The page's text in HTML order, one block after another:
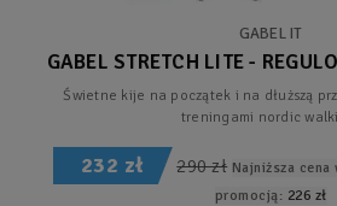
GABEL IT
GABEL STRETCH LITE -
Świetne kije na początek i na dłuższą
treningami nordic
232 zł 290 zł Najniższa
promocją: 226 zł